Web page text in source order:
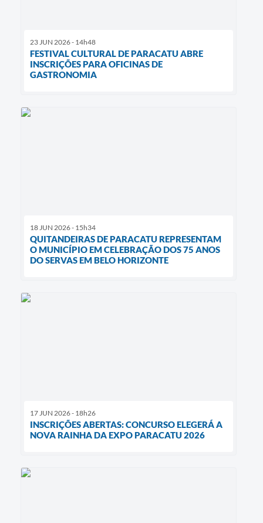
23 JUN 2026 - 14h48
FESTIVAL CULTURAL DE PARACATU ABRE
INSCRIÇÕES PARA OFICINAS DE
GASTRONOMIA
18 JUN 2026 - 15h34
QUITANDEIRAS DE PARACATU REPRESENTAM
O MUNICÍPIO EM CELEBRAÇÃO DOS 75 ANOS
DO SERVAS EM BELO HORIZONTE
17 JUN 2026 - 18h26
INSCRIÇÕES ABERTAS: CONCURSO ELEGERÁ A
NOVA RAINHA DA EXPO PARACATU 2026